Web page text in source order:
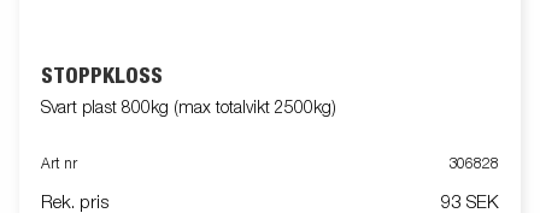
STOPPKLOSS
Svart plast 800kg (max totalvikt 2500kg)
Art nr 306828
Rek. pris 93 SEK